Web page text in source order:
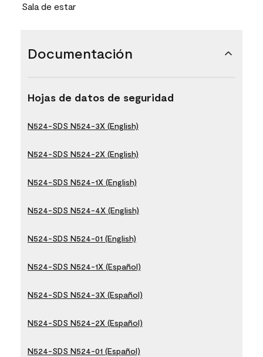
Sala de estar
Documentación
Hojas de datos de seguridad
N524-SDS N524-3X (English)
N524-SDS N524-2X (English)
N524-SDS N524-1X (English)
N524-SDS N524-4X (English)
N524-SDS N524-01 (English)
N524-SDS N524-1X (Español)
N524-SDS N524-3X (Español)
N524-SDS N524-2X (Español)
N524-SDS N524-01 (Español)